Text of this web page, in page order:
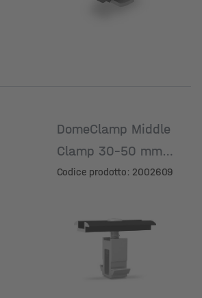
DomeClamp Middle
Clamp 30-50 mm,
anodizzato nero
Codice prodotto: 2002609